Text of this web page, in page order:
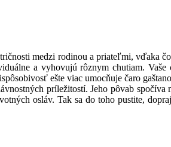
medzi rodinou a priateľmi, vďaka
a vyhovujú rôznym chutiam.
ešte viac umocňuje čaro
príležitostí. Jeho pôvab
osláv. Tak sa do toho pustite,